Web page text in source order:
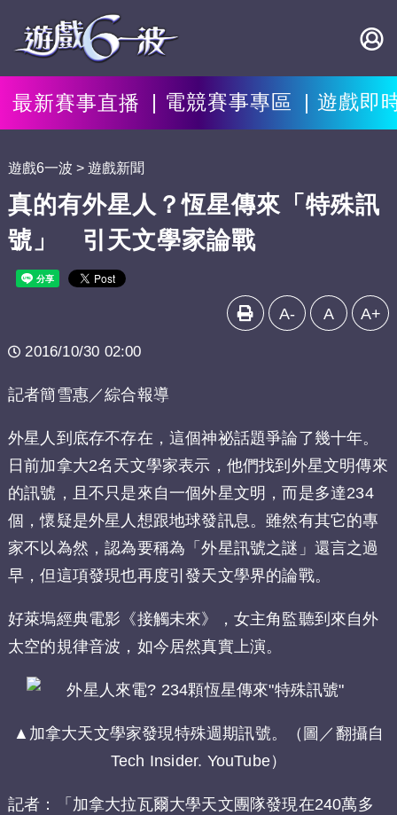
最新賽事直播 電競賽事專區 遊戲即
遊戲6一波 遊戲新聞
真的有外星人？恆星傳來「特殊訊
號」 引天文學家論戰
A- A A+
2016/10/30 02:00
記者簡雪惠／綜合報導
外星人到底存不存在，這個神祕話題爭論了幾十年。
日前加拿大2名天文學家表示，他們找到外星文明傳來
的訊號，且不只是來自一個外星文明，而是多達234
個，懷疑是外星人想跟地球發訊息。雖然有其它的專
家不以為然，認為要稱為「外星訊號之謎」還言之過
早，但這項發現也再度引發天文學界的論戰。
好萊塢經典電影《接觸未來》，女主角監聽到來自外
太空的規律音波，如今居然真實上演。
▲加拿大天文學家發現特殊週期訊號。（圖／翻攝自
Tech Insider. YouTube）
記者：「加拿大拉瓦爾大學天文團隊發現在240萬多